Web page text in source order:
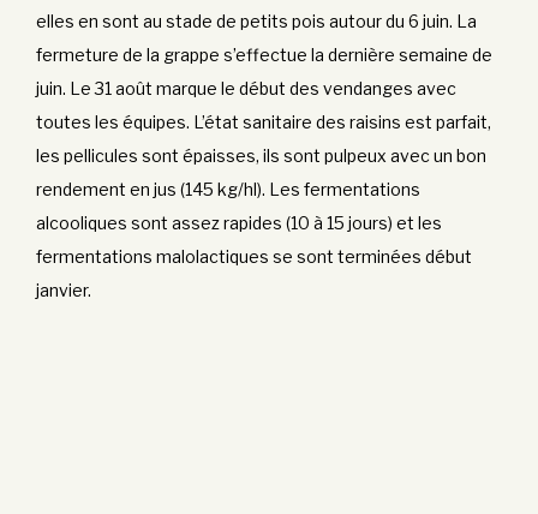
elles en sont au stade de petits pois autour du 6 juin. La
fermeture de la grappe s’effectue la dernière semaine de
juin. Le 31 août marque le début des vendanges avec
toutes les équipes. L’état sanitaire des raisins est parfait,
les pellicules sont épaisses, ils sont pulpeux avec un bon
rendement en jus (145 kg/hl). Les fermentations
alcooliques sont assez rapides (10 à 15 jours) et les
fermentations malolactiques se sont terminées début
janvier.